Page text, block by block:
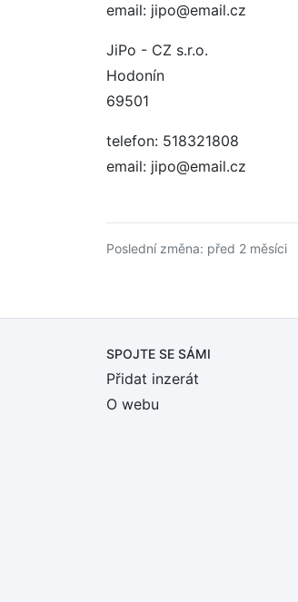
email: jipo@email.cz
JiPo - CZ s.r.o.
Hodonín
69501
telefon: 518321808
email: jipo@email.cz
Poslední změna: před 2 měsíci
SPOJTE SE SÁMI
Přidat inzerát
O webu